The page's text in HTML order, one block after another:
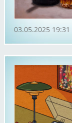
03.05.2025 19:31